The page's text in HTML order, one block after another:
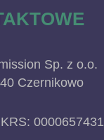
Sp. z o.o.
Czernikowo
0000657431